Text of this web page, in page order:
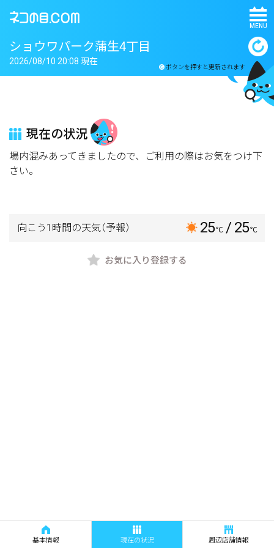
MENU
ショウワパーク蒲生4丁目
ボタンを押すと更新されます
2026/08/10 20:08 現在
現在の状況
場内混みあってきましたので、ご利用の際はお気をつけ下
さい。
向こう1時間の天気（予報） 25℃ / 25℃
お気に入り登録する
基本情報 現在の状況 周辺店舗情報